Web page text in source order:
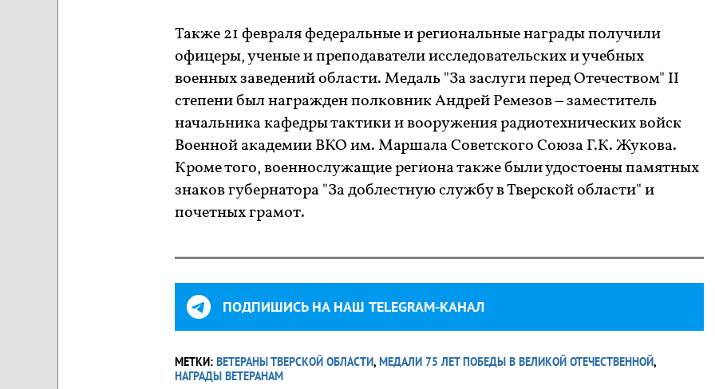
Также 21 февраля федеральные и региональные награды получили
офицеры, ученые и преподаватели исследовательских и учебных
военных заведений области. Медаль "За заслуги перед Отечеством" II
степени был награжден полковник Андрей Ремезов – заместитель
начальника кафедры тактики и вооружения радиотехнических войск
Военной академии ВКО им. Маршала Советского Союза Г.К. Жукова.
Кроме того, военнослужащие региона также были удостоены памятных
знаков губернатора "За доблестную службу в Тверской области" и
почетных грамот.
ПОДПИШИСЬ НА НАШ TELEGRAM-КАНАЛ
МЕТКИ: ВЕТЕРАНЫ ТВЕРСКОЙ ОБЛАСТИ, МЕДАЛИ 75 ЛЕТ ПОБЕДЫ В ВЕЛИКОЙ ОТЕЧЕСТВЕННОЙ,
НАГРАДЫ ВЕТЕРАНАМ